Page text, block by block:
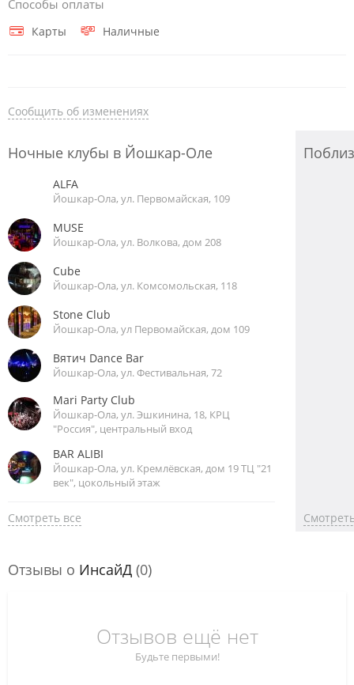
Способы оплаты
Карты Наличные
Сообщить об изменениях
Ночные клубы в Йошкар-Оле
ALFA
Йошкар-Ола, ул. Первомайская, 109
MUSE
Йошкар-Ола, ул. Волкова, дом 208
Cube
Йошкар-Ола, ул. Комсомольская, 118
Stone Club
Йошкар-Ола, ул Первомайская, дом 109
Вятич Dance Bar
Йошкар-Ола, ул. Фестивальная, 72
Mari Party Club
Йошкар-Ола, ул. Эшкинина, 18, КРЦ
"Россия", центральный вход
BAR ALIBI
Йошкар-Ола, ул. Кремлёвская, дом 19 ТЦ "21
век", цокольный этаж
Смотреть все
Отзывы о ИнсайД (0)
Отзывов ещё нет
Будьте первыми!